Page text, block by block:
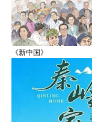
《新中国》